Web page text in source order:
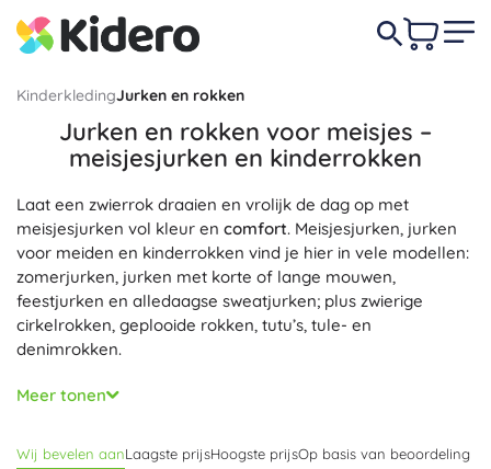
KinderkledingJurken en rokken
Jurken en rokken voor meisjes –
meisjesjurken en kinderrokken
Laat een zwierrok draaien en vrolijk de dag op met
meisjesjurken vol kleur en comfort. Meisjesjurken, jurken
voor meiden en kinderrokken vind je hier in vele modellen:
zomerjurken, jurken met korte of lange mouwen,
feestjurken en alledaagse sweatjurken; plus zwierige
cirkelrokken, geplooide rokken, tutu’s, tule- en
denimrokken.
Jurken en rokken zijn gemaakt van
materialenzoals katoen, biokatoen en viscose met
mooi in vorm; zachte tule en denim geven de outfit extra
Meer tonen
Wij bevelen aanLaagste prijsHoogste prijsOp basis van beoordeling